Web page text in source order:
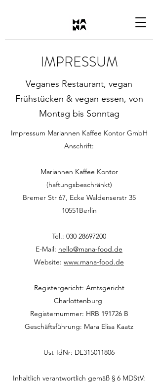
IMPRESSUM
Veganes Restaurant, vegan
Frühstücken & vegan essen, von
Montag bis Sonntag
Impressum Mariannen Kaffee Kontor GmbH
Anschrift:
Mariannen Kaffee Kontor
(haftungsbeschränkt)
Bremer Str 67, Ecke Waldenserstr 35
10551Berlin
Tel.: 030 28697200
E-Mail: hello@mana-food.de
Website: www.mana-food.de
Registergericht: Amtsgericht
Charlottenburg
Registernummer: HRB 191726 B
Geschäftsführung: Mara Elisa Kaatz
Ust-IdNr: DE315011806
Inhaltlich verantwortlich gemäß § 6 MDStV: